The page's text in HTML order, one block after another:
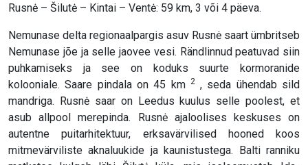
Rusnė – Šilutė – Kintai – Ventė: 59 km, 3 või 4 päeva.
Nemunase delta regionaalpargis asuv Rusnė saart ümbritseb
Nemunase jõe ja selle jaovee vesi. Rändlinnud peatuvad siin
puhkamiseks ja see on koduks suurte kormoranide
kolooniale. Saare pindala on 45 km 2, seda ühendab sild
mandriga. Rusnė saar on Leedus kuulus selle poolest, et
asub allpool merepinda. Rusnė ajaloolises keskuses on
autentne puitarhitektuur, erksavärvilised hooned koos
mitmevärviliste aknaluukide ja kaunistustega. Balti ranniku